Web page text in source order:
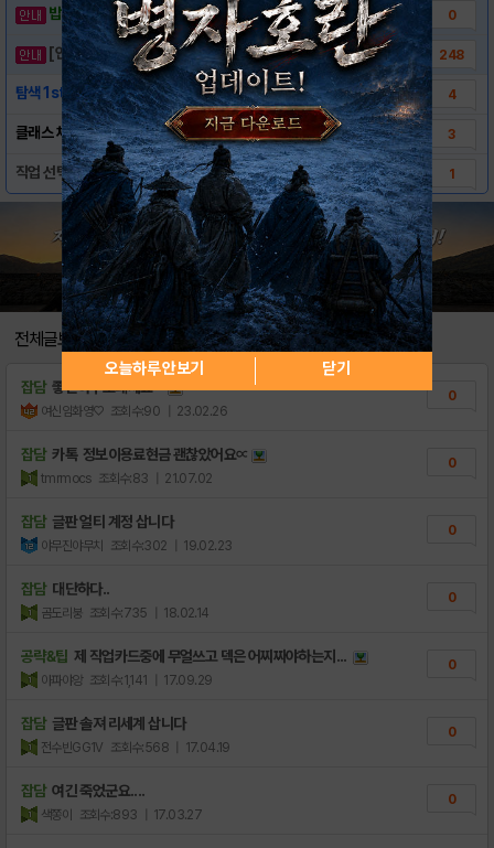
밥알이의 헝앱통신 ⑲ “밥알이, 드디어 멀티를.. 0
[안내] 헝그리앱 필수 상식! 밥알 획득 안내.. 248
탐색 1st ‘침묵의 유적’을 알아보자 4
클래스 체인지, 진화재료를 알아보자 3
직업 선택 및 챕터 완료 후 플레이 공략 1
전체글보기
잡담 좋은하루보내세요~
여신임화영♡ 조회수:90 | 23.02.26
0
잡담 카톡 정보이용료현금 괜찮았어요∝
tmrmocs 조회수:83 | 21.07.02
0
잡담 글판 얼티 계정 삽니다
야무진야무치 조회수:302 | 19.02.23
0
잡담 대단하다..
곰도리붕 조회수:735 | 18.02.14
0
공략&팁 제 직업카드중에 무얼쓰고 덱은 어찌짜야하는지...
아파야앙 조회수:1,141 | 17.09.29
0
잡담 글판 솔져 리세계 삽니다
전수빈GG1V 조회수:568 | 17.04.19
0
잡담 여긴 죽었군요....
색쫑이 조회수:893 | 17.03.27
0
오늘하루 안보기 닫기